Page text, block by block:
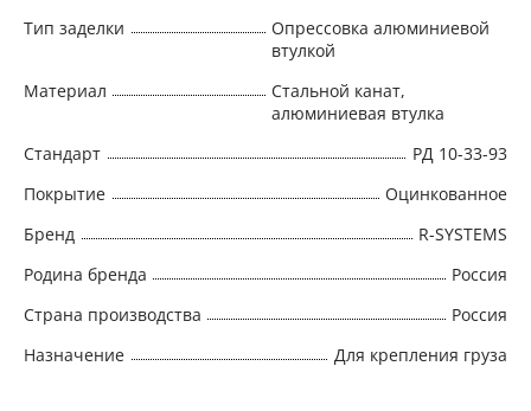
Тип заделки
Опрессовка алюминиевой
втулкой
Материал
Стальной канат,
алюминиевая втулка
Стандарт
РД 10-33-93
Покрытие
Оцинкованное
Бренд
R-SYSTEMS
Родина бренда
Россия
Страна производства
Россия
Назначение
Для крепления груза